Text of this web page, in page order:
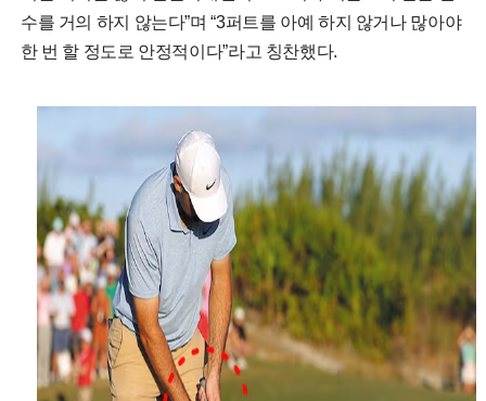
수를 거의 하지 않는다”며 “3퍼트를 아예 하지 않거나 많아야
한 번 할 정도로 안정적이다”라고 칭찬했다.